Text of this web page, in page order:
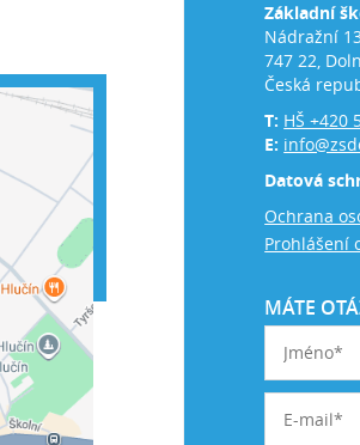
Základní
Nádražní
747 22,
Česká
T: HŠ +420
E:
Datová
Ochrana
Prohlášení
MÁTE